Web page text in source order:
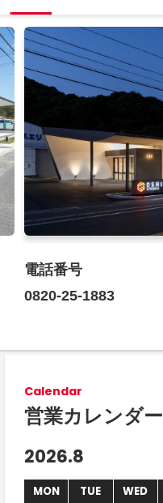
電話番号
0820-25-1883
Calendar
営業カレンダー
2026.8
MON TUE WED